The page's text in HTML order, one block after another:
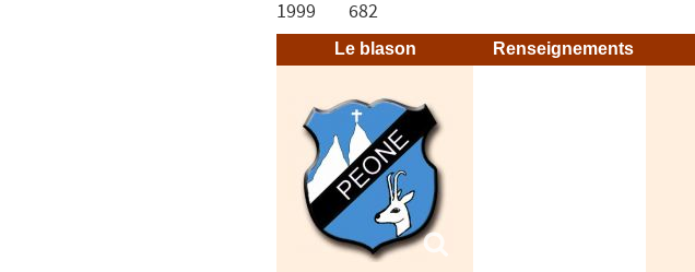
1999
682
Le blason Renseignements